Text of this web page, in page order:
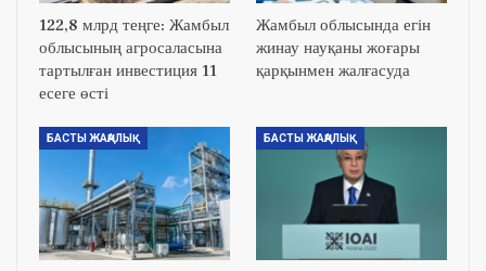
122,8 млрд теңге: Жамбыл
облысының агросаласына
тартылған инвестиция 11
есеге өсті
Жамбыл облысында егін
жинау науқаны жоғары
қарқынмен жалғасуда
БАСТЫ ЖАҢАЛЫҚ БАСТЫ ЖАҢАЛЫҚ